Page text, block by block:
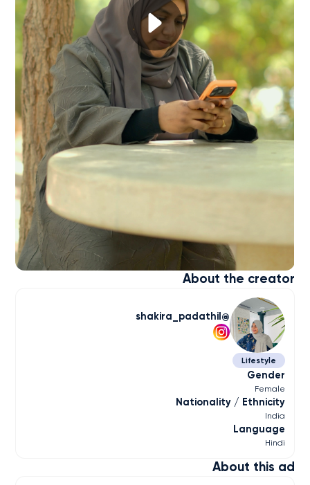
About this ad
About the creator
shakira_padathil
Lifestyle
Gender
Female
Nationality / Ethnicity
India
Language
Hindi